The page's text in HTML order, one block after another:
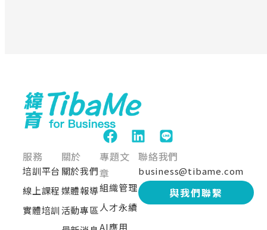
服務
培訓平台
線上課程
實體培訓
關於
關於我們
媒體報導
活動專區
專題文
章
組織管理
人才永續
AI應用
聯絡我們
business@tibame.com
與我們聯繫